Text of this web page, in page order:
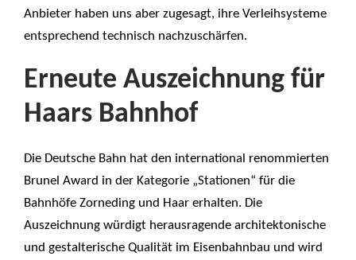
Anbieter haben uns aber zugesagt, ihre Verleihsysteme
entsprechend technisch nachzuschärfen.
Erneute Auszeichnung für
Haars Bahnhof
Die Deutsche Bahn hat den international renommierten
Brunel Award in der Kategorie „Stationen“ für die
Bahnhöfe Zorneding und Haar erhalten. Die
Auszeichnung würdigt herausragende architektonische
und gestalterische Qualität im Eisenbahnbau und wird